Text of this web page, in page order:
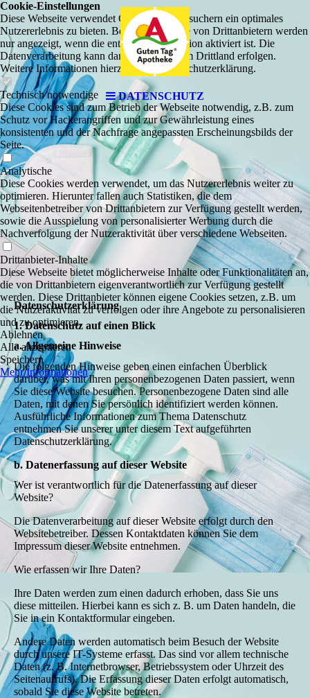
DATENSCHUTZ
Datenschutzerklärung
1. Datenschutz auf einen Blick
a. Allgemeine Hinweise
Die folgenden Hinweise geben einen einfachen Überblick
darüber, was mit Ihren personenbezogenen Daten passiert, wenn
Sie diese Website besuchen. Personenbezogene Daten sind alle
Daten, mit denen Sie persönlich identifiziert werden können.
Ausführliche Informationen zum Thema Datenschutz
entnehmen Sie unserer unter diesem Text aufgeführten
Datenschutzerklärung.
b. Datenerfassung auf dieser Website
Wer ist verantwortlich für die Datenerfassung auf dieser
Website?
Die Datenverarbeitung auf dieser Website erfolgt durch den
Websitebetreiber. Dessen Kontaktdaten können Sie dem
Impressum dieser Website entnehmen.
Wie erfassen wir Ihre Daten?
Ihre Daten werden zum einen dadurch erhoben, dass Sie uns
diese mitteilen. Hierbei kann es sich z. B. um Daten handeln, die
Sie in ein Kontaktformular eingeben.
Andere Daten werden automatisch beim Besuch der Website
durch unsere IT-Systeme erfasst. Das sind vor allem technische
Daten (z. B. Internetbrowser, Betriebssystem oder Uhrzeit des
Seitenaufrufs). Die Erfassung dieser Daten erfolgt automatisch,
sobald Sie diese Website betreten.
Cookie-Einstellungen
Diese Webseite verwendet Cookies, um Besuchern ein optimales
Nutzererlebnis zu bieten. Bestimmte Inhalte von Drittanbietern werden
nur angezeigt, wenn die entsprechende Option aktiviert ist. Die
Datenverarbeitung kann dann auch in einem Drittland erfolgen.
Weitere Informationen hierzu in der Datenschutzerklärung.
Technisch notwendige
Diese Cookies sind zum Betrieb der Webseite notwendig, z.B. zum
Schutz vor Hackerangriffen und zur Gewährleistung eines
konsistenten und der Nachfrage angepassten Erscheinungsbilds der
Seite.
Analytische
Diese Cookies werden verwendet, um das Nutzererlebnis weiter zu
optimieren. Hierunter fallen auch Statistiken, die dem
Webseitenbetreiber von Drittanbietern zur Verfügung gestellt werden,
sowie die Ausspielung von personalisierter Werbung durch die
Nachverfolgung der Nutzeraktivität über verschiedene Webseiten.
Drittanbieter-Inhalte
Diese Webseite bietet möglicherweise Inhalte oder Funktionalitäten an,
die von Drittanbietern eigenverantwortlich zur Verfügung gestellt
werden. Diese Drittanbieter können eigene Cookies setzen, z.B. um
die Nutzeraktivität zu verfolgen oder ihre Angebote zu personalisieren
und zu optimieren.
Ablehnen
Alle akzeptieren
Speichern
Mehr Informationen